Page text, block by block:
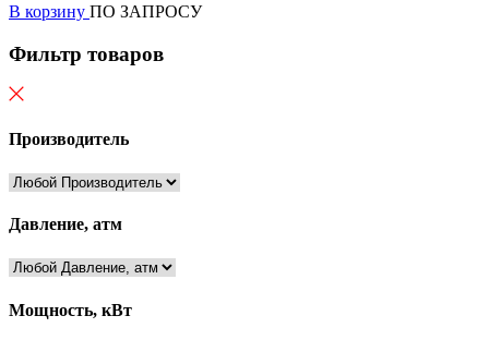
В корзину ПО ЗАПРОСУ
Фильтр товаров
Производитель
Давление, атм
Мощность, кВт